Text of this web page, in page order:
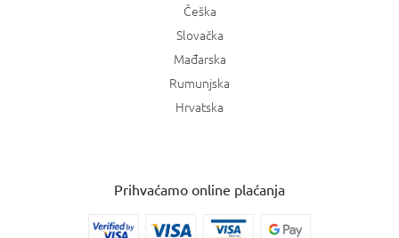
Češka
Slovačka
Mađarska
Rumunjska
Hrvatska
Prihvaćamo online plaćanja